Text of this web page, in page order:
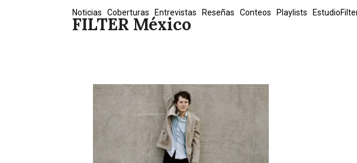
FILTER México
Noticias Coberturas Entrevistas Reseñas Conteos Playlists